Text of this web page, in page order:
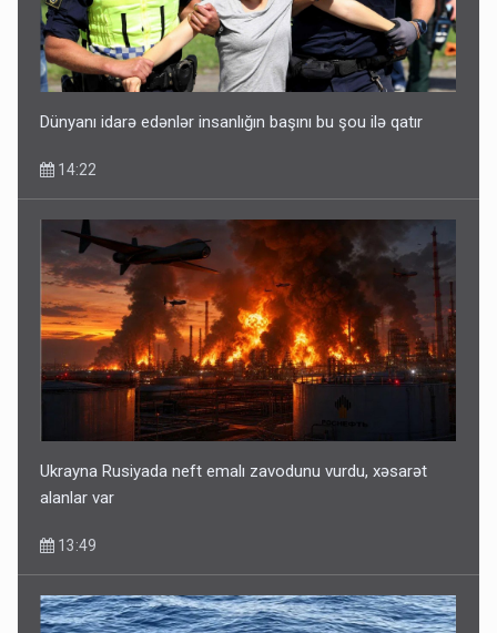
Dünyanı idarə edənlər insanlığın başını bu şou ilə qatır
14:22
Ukrayna Rusiyada neft emalı zavodunu vurdu, xəsarət
alanlar var
13:49